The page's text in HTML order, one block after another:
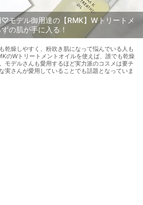
モデル御用達の【RMK】Wトリートメ
の肌が手に入る！
乾燥しやすく、粉吹き肌になって悩んでいる人も
のWトリートメントオイルを使えば、誰でも乾燥
モデルさんも愛用するほど実力派のコスメは要チ
実さんが愛用していることでも話題となっていま